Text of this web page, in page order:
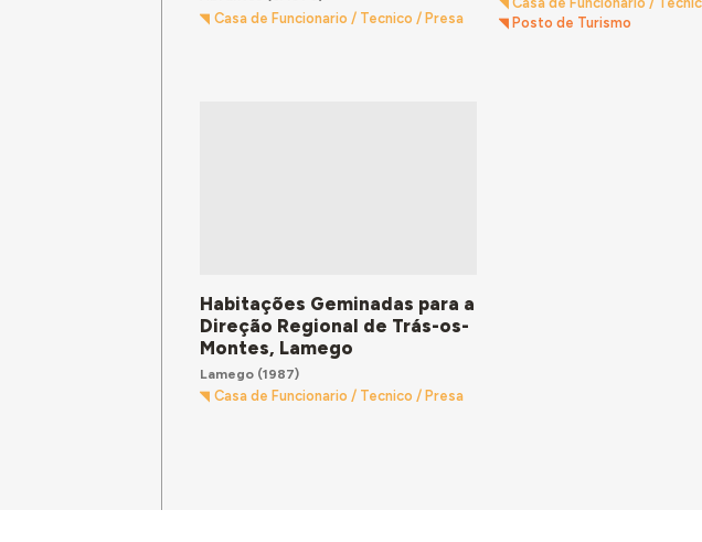
Casa de Funcionario / Tecnico / Presa
Posto de Turismo
Habitações Geminadas para a
Direção Regional de Trás-os-
Montes, Lamego
Lamego (1987)
Casa de Funcionario / Tecnico / Presa